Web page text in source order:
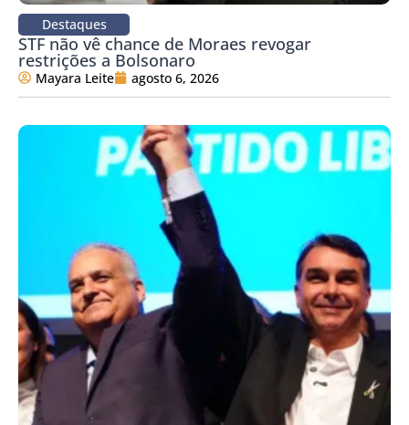
Destaques
STF não vê chance de Moraes revogar
restrições a Bolsonaro
Mayara Leite agosto 6, 2026